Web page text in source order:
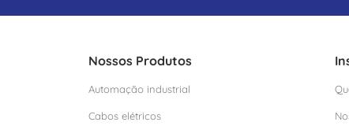
Nossos Produtos
Automação industrial
Cabos elétricos